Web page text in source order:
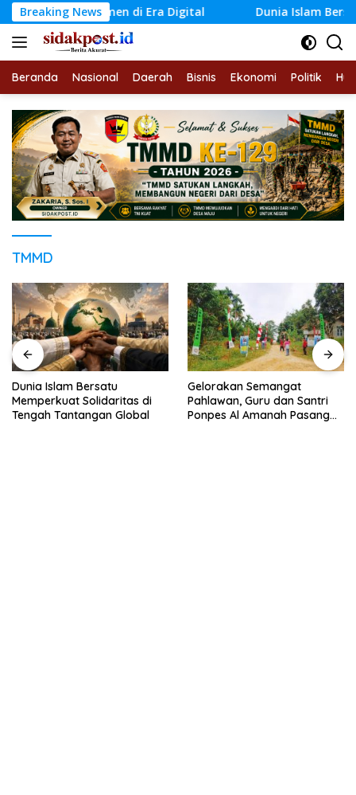
Langsung
ke
konten
Breaking News
di Era Digital Dunia Islam Bersatu Memperkuat
Beranda Nasional Daerah Bisnis Ekonomi Politik
TMMD
Dunia Islam Bersatu
Memperkuat Solidaritas di
Tengah Tantangan Global
Gelorakan Semangat
Pahlawan, Guru dan Santri
Ponpes Al Amanah Pasang